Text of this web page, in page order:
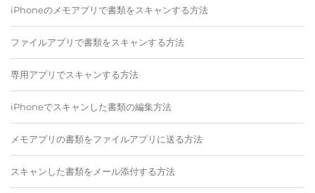
iPhoneのメモアプリで書類をスキャンする方法
ファイルアプリで書類をスキャンする方法
専用アプリでスキャンする方法
iPhoneでスキャンした書類の編集方法
メモアプリの書類をファイルアプリに送る方法
スキャンした書類をメール添付する方法